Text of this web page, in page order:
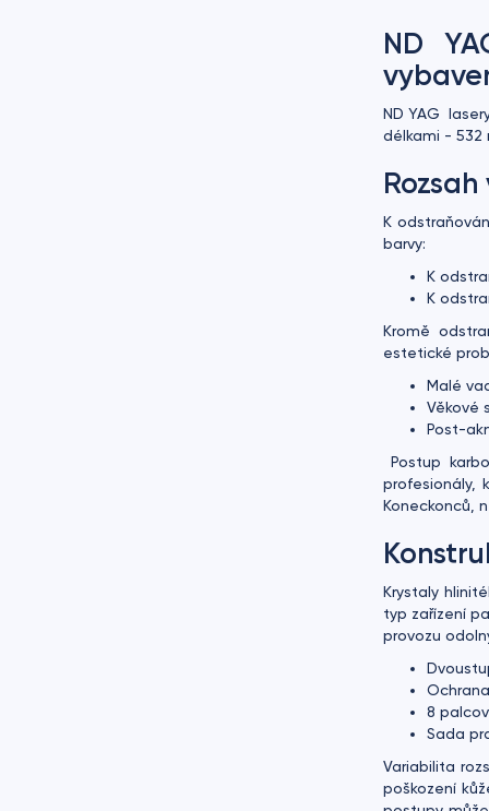
ND
ND YAG
délkami - 532
K
barvy:
K
K
Kromě
estetické
Malé
Věkové
Post-
Postup
profesionály,
Koneckonců,
Krystaly
typ zařízení
provozu
8
Sada
Variabilita
poškození